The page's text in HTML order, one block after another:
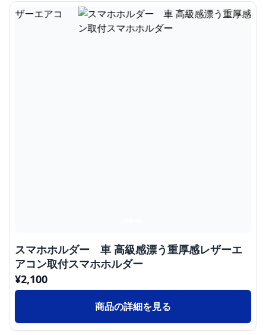
スマホホルダー 車 高級感漂う重厚感レザーエ
アコン取付スマホホルダー
¥2,100
商品の詳細を見る